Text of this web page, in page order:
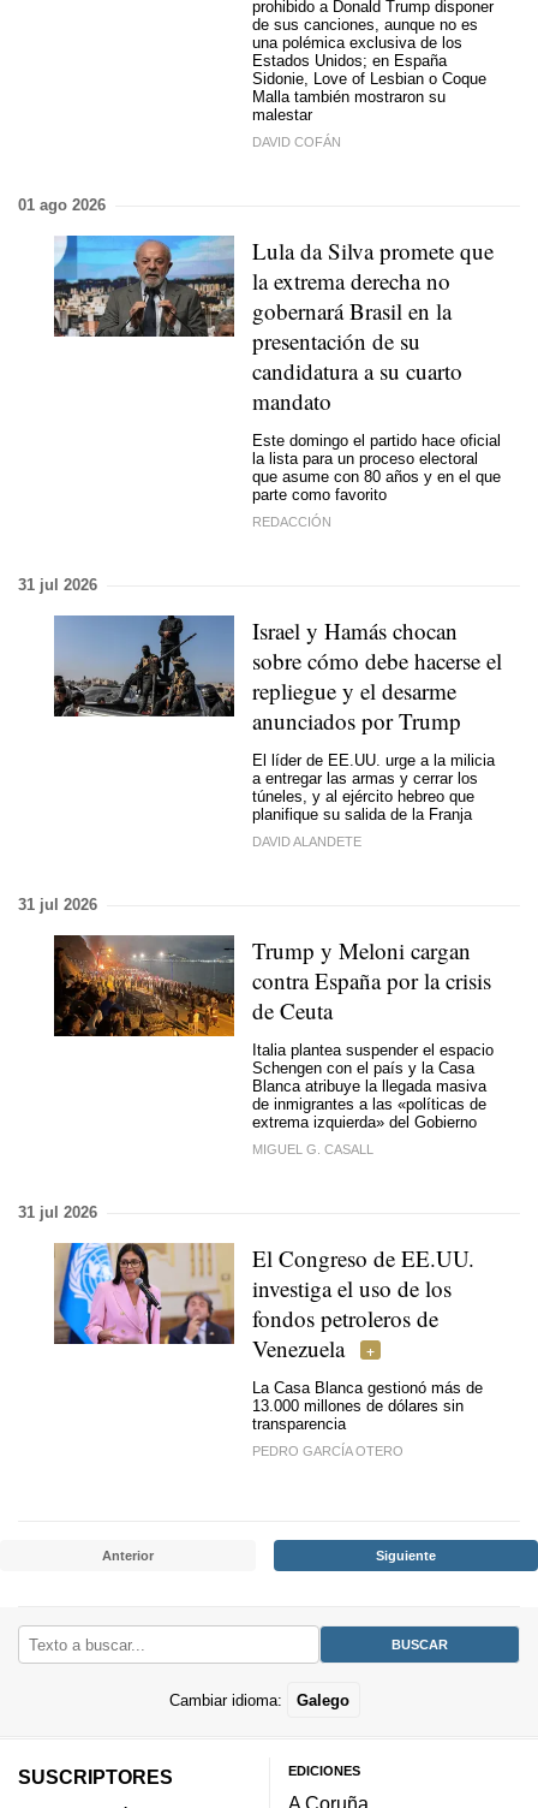
prohibido a Donald Trump disponer
de sus canciones, aunque no es
una polémica exclusiva de los
Estados Unidos; en España
Sidonie, Love of Lesbian o Coque
Malla también mostraron su
malestar
DAVID COFÁN
01 ago 2026
Lula da Silva promete que
la extrema derecha no
gobernará Brasil en la
presentación de su
candidatura a su cuarto
mandato
Este domingo el partido hace oficial
la lista para un proceso electoral
que asume con 80 años y en el que
parte como favorito
REDACCIÓN
31 jul 2026
Israel y Hamás chocan
sobre cómo debe hacerse el
repliegue y el desarme
anunciados por Trump
El líder de EE.UU. urge a la milicia
a entregar las armas y cerrar los
túneles, y al ejército hebreo que
planifique su salida de la Franja
DAVID ALANDETE
31 jul 2026
Trump y Meloni cargan
contra España por la crisis
de Ceuta
Italia plantea suspender el espacio
Schengen con el país y la Casa
Blanca atribuye la llegada masiva
de inmigrantes a las «políticas de
extrema izquierda» del Gobierno
MIGUEL G. CASALL
31 jul 2026
El Congreso de EE.UU.
investiga el uso de los
fondos petroleros de
Venezuela
La Casa Blanca gestionó más de
13.000 millones de dólares sin
transparencia
PEDRO GARCÍA OTERO
Anterior Siguiente
Cambiar idioma: Galego
SUSCRIPTORES
EDICIONES
A Coruña